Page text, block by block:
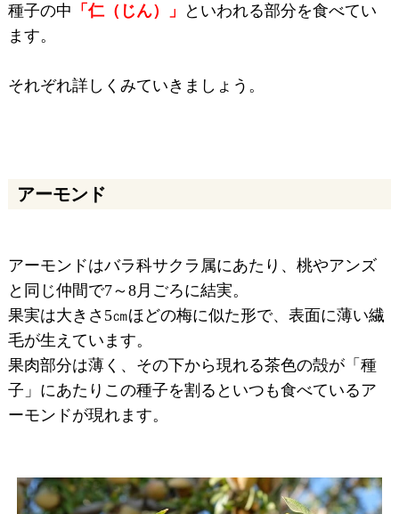
種子の中 「仁（じん）」
といわれる部分を食べてい
ます。
それぞれ詳しくみていきましょう。
アーモンド
アーモンドはバラ科サクラ属にあたり、桃やアンズ
と同じ仲間で7～8月ごろに結実。
果実は大きさ5㎝ほどの梅に似た形で、表面に薄い繊
毛が生えています。
果肉部分は薄く、その下から現れる茶色の殻が「種
子」にあたりこの種子を割るといつも食べているア
ーモンドが現れます。